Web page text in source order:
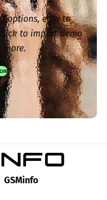
options, easy to
to import demo
more.